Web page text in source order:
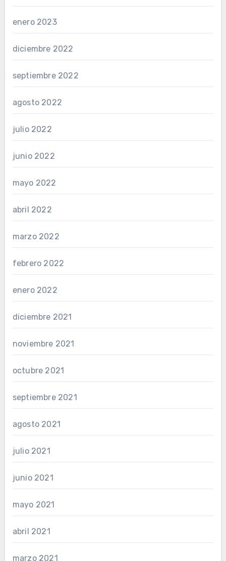
enero 2023
diciembre 2022
septiembre 2022
agosto 2022
julio 2022
junio 2022
mayo 2022
abril 2022
marzo 2022
febrero 2022
enero 2022
diciembre 2021
noviembre 2021
octubre 2021
septiembre 2021
agosto 2021
julio 2021
junio 2021
mayo 2021
abril 2021
marzo 2021